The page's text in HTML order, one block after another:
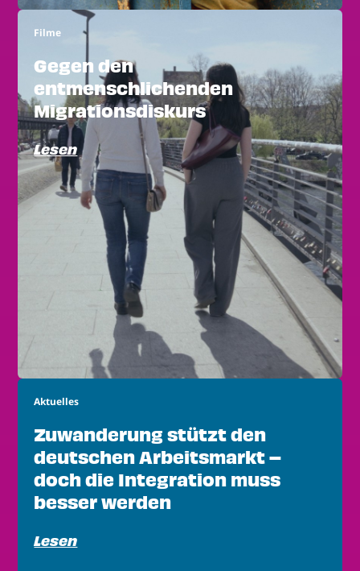
Filme
Gegen den
entmenschlichenden
Migrationsdiskurs
Lesen
Aktuelles
Zuwanderung stützt den
deutschen Arbeitsmarkt –
doch die Integration muss
besser werden
Lesen